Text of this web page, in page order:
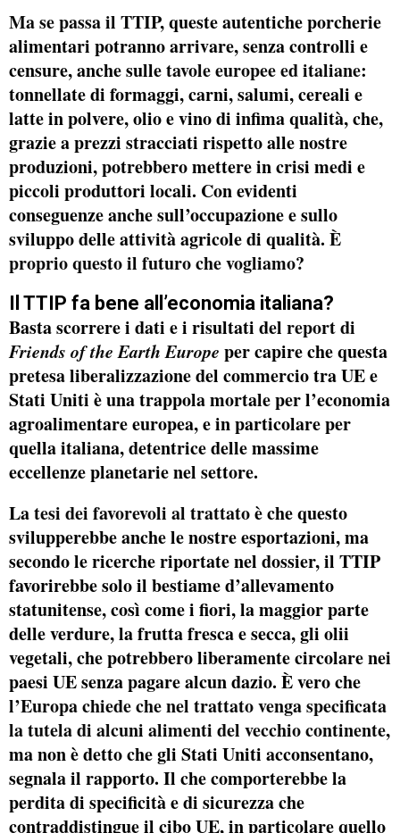
Ma se passa il TTIP,queste autentiche porcherie
alimentari potranno arrivare, senza controlli e
censure, anche sulletavole europee ed italiane:
tonnellate di formaggi, carni, salumi, cereali e
latte in polvere, olio e vino di infima qualità, che,
grazie a prezzi stracciati rispetto alle nostre
produzioni, potrebbero mettere in crisi medi e
piccoli produttori locali. Con evidenti
conseguenze anche sull’occupazione e sullo
sviluppo delle attività agricole di qualità. È
proprio questo il futuro che vogliamo?
Il TTIP fa bene all’economia italiana?
Basta scorrere i dati e i risultati del report di
Friends of the Earth Europe per capire che questa
pretesa liberalizzazione del commercio tra UE e
Stati Uniti è una trappola mortale per l’economia
agroalimentare europea, e in particolare per
quella italiana, detentrice delle massime
eccellenze planetarie nel settore.
Latesi dei favorevoli al trattatoè che questo
svilupperebbe anche le nostre esportazioni, ma
secondo le ricerche riportate nel dossier, il TTIP
favorirebbe solo il bestiame d’allevamento
statunitense, così come i fiori, la maggior parte
delle verdure, la frutta fresca e secca, gli olii
vegetali, che potrebbero liberamente circolare nei
paesi UE senza pagare alcun dazio. È vero che
l’Europa chiede che nel trattato venga specificata
la tutela di alcuni alimenti del vecchio continente,
ma non è detto che gli Stati Uniti acconsentano,
segnala il rapporto. Il che comporterebbe la
perdita di specificità e di sicurezza che
contraddistingue il cibo UE, in particolare quello